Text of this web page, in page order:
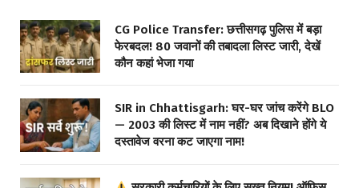
CG Police Transfer: छत्तीसगढ़ पुलिस में बड़ा
फेरबदल! 80 जवानों की तबादला लिस्ट जारी, देखें
कौन कहां भेजा गया
SIR in Chhattisgarh: घर-घर जांच करेंगे BLO
— 2003 की लिस्ट में नाम नहीं? अब दिखाने होंगे ये
दस्तावेज वरना कट जाएगा नाम!